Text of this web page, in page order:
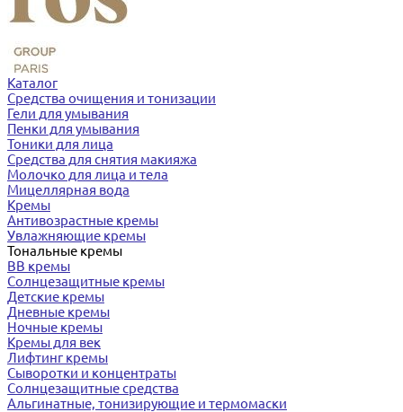
Каталог
Средства очищения и тонизации
Гели для умывания
Пенки для умывания
Тоники для лица
Средства для снятия макияжа
Молочко для лица и тела
Мицеллярная вода
Кремы
Антивозрастные кремы
Увлажняющие кремы
Тональные кремы
BB кремы
Солнцезащитные кремы
Детские кремы
Дневные кремы
Ночные кремы
Кремы для век
Лифтинг кремы
Сыворотки и концентраты
Солнцезащитные средства
Альгинатные, тонизирующие и термомаски